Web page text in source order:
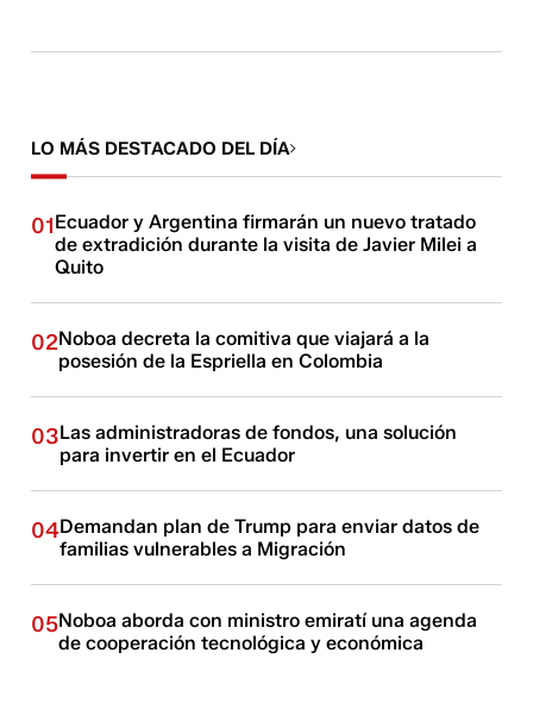
LO MÁS DESTACADO DEL DÍA
01Ecuador y Argentina firmarán un nuevo tratado
de extradición durante la visita de Javier Milei a
Quito
02Noboa decreta la comitiva que viajará a la
posesión de la Espriella en Colombia
03Las administradoras de fondos, una solución
para invertir en el Ecuador
04Demandan plan de Trump para enviar datos de
familias vulnerables a Migración
05Noboa aborda con ministro emiratí una agenda
de cooperación tecnológica y económica